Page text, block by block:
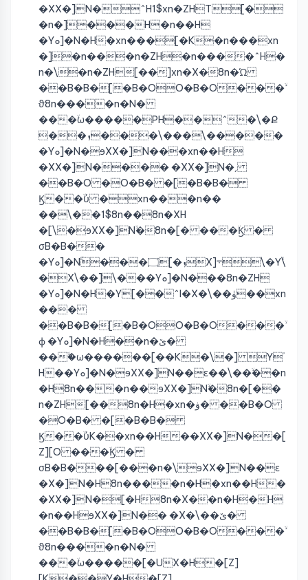
�XX�]N�^H1$xn�ZHT[�
�n�]���H�n��H
�Yܘ]�N�H�xn���ۛ[�K�n���xn
�]�n���n�ZH�n����^H�
n�\�n�ZH[��]xn�X�8n�Ώ
��B�B�[�B�OO�B�O���ۙ
ϑ8n����n�N�
���ۙω�����PH��^�\�Ք
��ܙ���\���\�����
�Yܘ]�N�ɘXX�]N���xn��H
�XX�]N���� �XX�]N�ˏ
��B�O �O�B� �[�B�B�
Ϗ��ۙύ �xn���n��
��\��1$8n��8n�XH
�[\�ɘXX�]Nۙ�8n�[� ���ۙϏ �
σB�B��
�Yܘ]�Nۚ���۝[�ܙX]܋\�Yۙ\
�X\��]\���Yܘ]�N���8n�ZH
�Yܘ]�N�H�Y[��^I�X�\��ۈ��xn
���
��B�B�[�B�OO�B�O���ۙ
ϕ �Yܘ]�N�H��n�ێ�
���ۙω������[��K�\�] Yؙ
H��Yܘ]�N�ɘXX�]N��ɛ��\��ۙ��n
�H8n���n��ɘXX�]Nۙ�8n�[��
n�ZH[��8n�H�xn�ۋ� ��B�O
�O�B� �[�B�B�
Ϗ��ۙύK��xn��H��XX�]N��[
Z][O ���ۙϏ �
σB�B���[���n�\ɘXX�]N��ɛ
�X�]N�H8n����n�H�xn��H�
�XX�]N�ۛ[�H8n�X��n�H�H
�n��HɘXX�]N�� �X�\��ێ�
��B�B�[�B�OO�B�O���ۙ
ϑ8n����n�N�
���ۙω�����[�UX�H�[Z]